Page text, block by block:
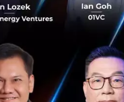
ะวัน
าค
ฉียง